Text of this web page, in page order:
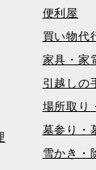
便利屋
買い物代
家具・家
引越しの
場所取り
墓参り・
雪かき・